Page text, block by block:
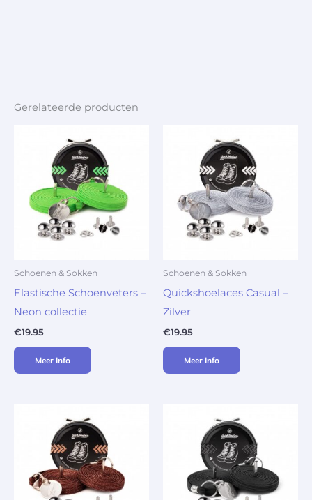
Gerelateerde producten
Schoenen & Sokken
Elastische Schoenveters –
Neon collectie
€19.95
Meer Info
Schoenen & Sokken
Quickshoelaces Casual –
Zilver
€19.95
Meer Info